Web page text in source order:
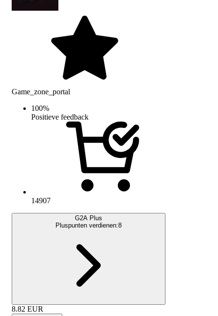
Game_zone_portal
100%
Positieve feedback
14907
G2A Plus
Pluspunten verdienen:8
8.82 EUR